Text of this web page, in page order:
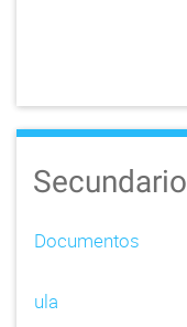
Secundario
Documentos
ula